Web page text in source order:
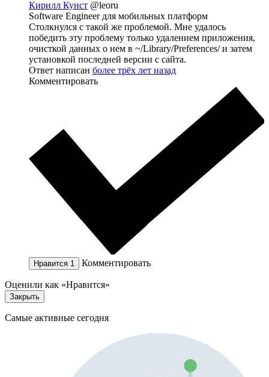
Кирилл Кунст @leoru
Software Engineer для мобильных платформ
Столкнулся с такой же проблемой. Мне удалось
победить эту проблему только удалением приложения,
очисткой данных о нем в ~/Library/Preferences/ и затем
установкой последней версии с сайта.
Ответ написан более трёх лет назад
Комментировать
Нравится 1 Комментировать
Оценили как «Нравится»
Закрыть
Самые активные сегодня